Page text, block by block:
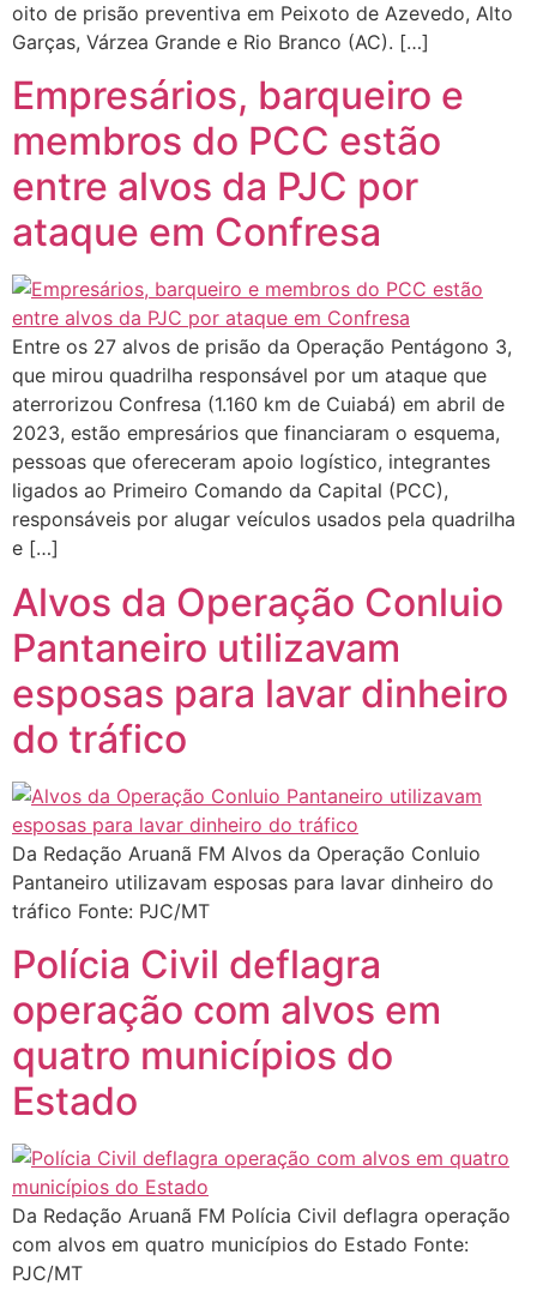
oito de prisão preventiva em Peixoto de Azevedo, Alto
Garças, Várzea Grande e Rio Branco (AC). […]
Empresários, barqueiro e
membros do PCC estão
entre alvos da PJC por
ataque em Confresa
Entre os 27 alvos de prisão da Operação Pentágono 3,
que mirou quadrilha responsável por um ataque que
aterrorizou Confresa (1.160 km de Cuiabá) em abril de
2023, estão empresários que financiaram o esquema,
pessoas que ofereceram apoio logístico, integrantes
ligados ao Primeiro Comando da Capital (PCC),
responsáveis por alugar veículos usados pela quadrilha
e […]
Alvos da Operação Conluio
Pantaneiro utilizavam
esposas para lavar dinheiro
do tráfico
Da Redação Aruanã FM Alvos da Operação Conluio
Pantaneiro utilizavam esposas para lavar dinheiro do
tráfico Fonte: PJC/MT
Polícia Civil deflagra
operação com alvos em
quatro municípios do
Estado
Da Redação Aruanã FM Polícia Civil deflagra operação
com alvos em quatro municípios do Estado Fonte:
PJC/MT